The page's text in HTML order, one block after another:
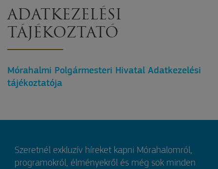
ADATKEZELÉSI
TÁJÉKOZTATÓ
Mórahalmi Polgármesteri Hivatal Adatkezelési
tájékoztatója
Szeretnél exkluzív híreket kapni Mórahalomról,
programokról, élményekről és még sok minden